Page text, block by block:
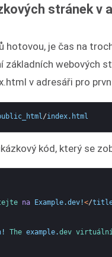
stránek v
hotovou, je čas na
webových
v adresáři pro
/index. html
kód, který se
na Example.dev!</
! The example.dev